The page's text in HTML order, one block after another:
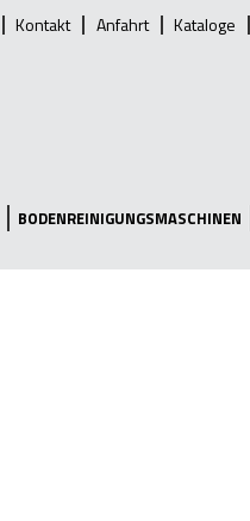
Kontakt Anfahrt Kataloge
BODENREINIGUNGSMASCHINEN